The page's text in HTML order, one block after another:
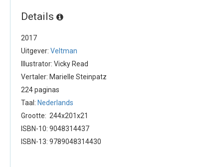
Details
2017
Uitgever: Veltman
Illustrator: Vicky Read
Vertaler: Marielle Steinpatz
224 paginas
Taal: Nederlands
Grootte: 244x201x21
ISBN-10: 9048314437
ISBN-13: 9789048314430